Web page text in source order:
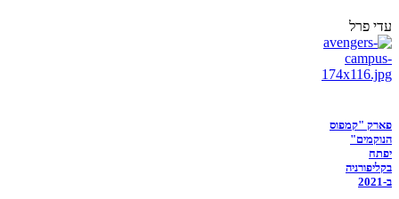
עדי פרל
פארק "קמפוס
הנוקמים"
יפתח
בקליפורניה
ב-2021